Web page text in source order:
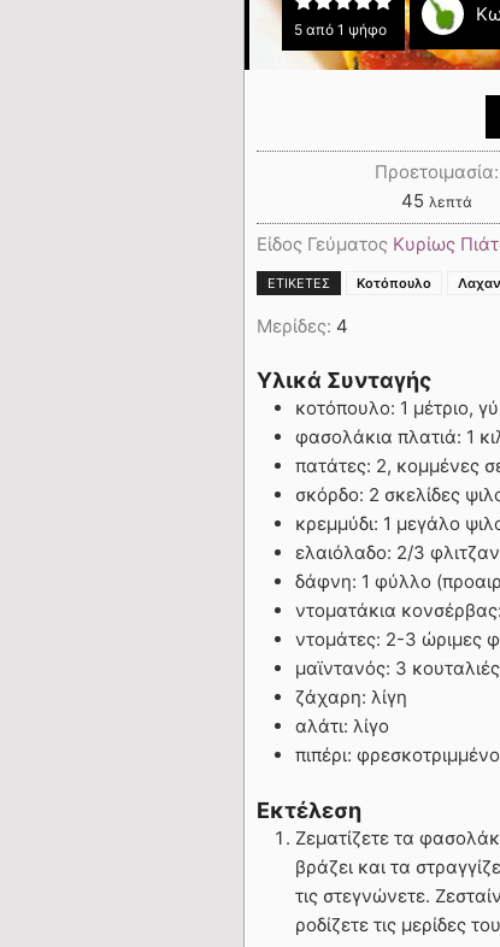
5από 1 ψήφο
Προετοιμασία:
45 λεπτά
Είδος Γεύματος Κυρίως
ΕΤΙΚΈΤΕΣ Κοτόπουλο
Μερίδες: 4
Υλικά Συνταγής
κοτόπουλο: 1 μέτριο,
φασολάκια πλατιά: 1
πατάτες: 2, κομμένες
σκόρδο: 2 σκελίδες
κρεμμύδι: 1 μεγάλο
ελαιόλαδο: 2/3
δάφνη: 1 φύλλο
ντοματάκια
ντομάτες: 2-3 ώριμες
μαϊντανός: 3
ζάχαρη: λίγη
αλάτι: λίγο
πιπέρι: φρεσκοτριμμένο
Εκτέλεση
Ζεματίζετε τα
βράζει και τα
τις στεγνώνετε.
ροδίζετε τις μερίδες